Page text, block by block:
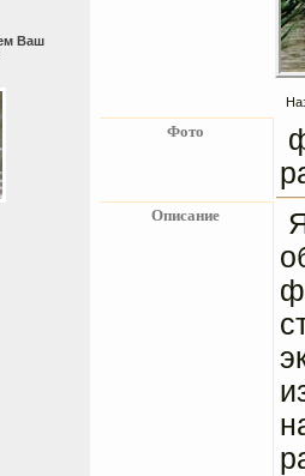
Ваш
Фото
Описание